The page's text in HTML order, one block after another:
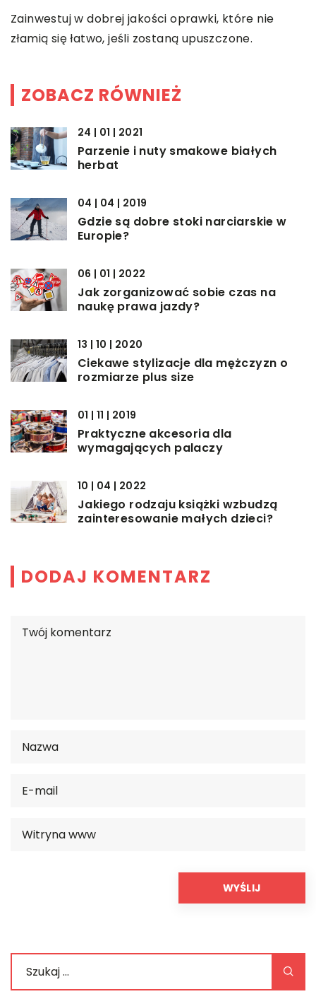
Zainwestuj w dobrej jakości oprawki, które nie
złamią się łatwo, jeśli zostaną upuszczone.
ZOBACZ RÓWNIEŻ
24 | 01 | 2021
Parzenie i nuty smakowe białych
herbat
04 | 04 | 2019
Gdzie są dobre stoki narciarskie w
Europie?
06 | 01 | 2022
Jak zorganizować sobie czas na
naukę prawa jazdy?
13 | 10 | 2020
Ciekawe stylizacje dla mężczyzn o
rozmiarze plus size
01 | 11 | 2019
Praktyczne akcesoria dla
wymagających palaczy
10 | 04 | 2022
Jakiego rodzaju książki wzbudzą
zainteresowanie małych dzieci?
DODAJ KOMENTARZ